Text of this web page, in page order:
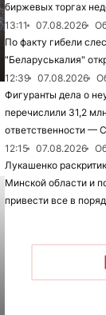
биржевых торгах
13:11
07.08.2026
По факту гибели
"Беларуськалия"
12:39
07.08.2026
Фигуранты дела о
перечислили 31,2
ответственности —
12:15
07.08.2026
Лукашенко
Минской области и
привести все в